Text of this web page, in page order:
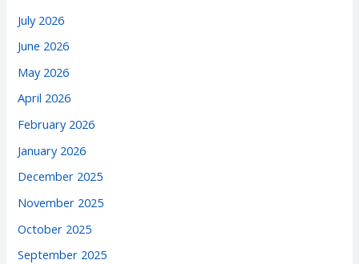
July 2026
June 2026
May 2026
April 2026
February 2026
January 2026
December 2025
November 2025
October 2025
September 2025